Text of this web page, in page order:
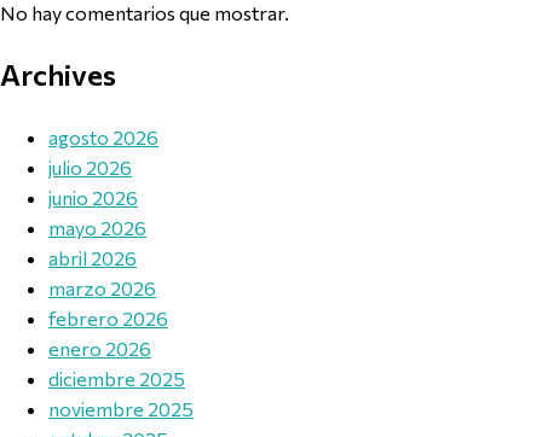
No hay comentarios que mostrar.
Archives
agosto 2026
julio 2026
junio 2026
mayo 2026
abril 2026
marzo 2026
febrero 2026
enero 2026
diciembre 2025
noviembre 2025